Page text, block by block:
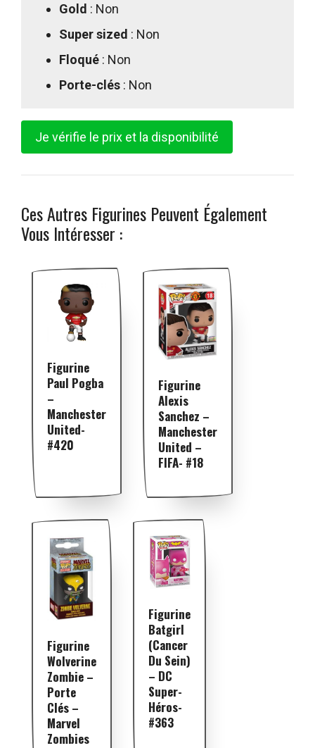
Gold : Non
Super sized : Non
Floqué : Non
Porte-clés : Non
Je vérifie le prix et la disponibilité
Ces Autres Figurines Peuvent Également
Vous Intéresser :
Figurine
Paul Pogba
–
Manchester
United-
#420
Figurine
Alexis
Sanchez –
Manchester
United –
FIFA- #18
Figurine
Wolverine
Zombie –
Porte
Clés –
Marvel
Zombies
Figurine
Batgirl
(cancer
Du Sein)
– DC
Super-
Héros-
#363